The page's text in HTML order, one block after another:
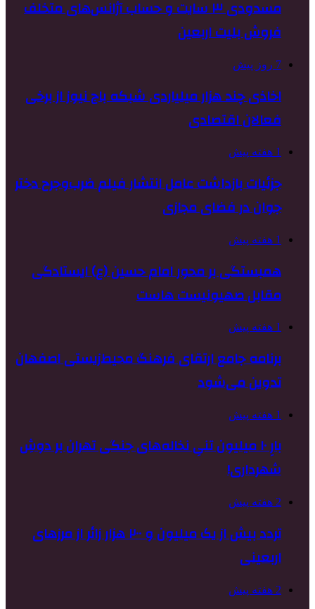
مسدودی ۳ سایت و حساب آژانس‌های متخلف
فروش بلیت اربعین
7 روز پیش
اخاذی چند هزار میلیاردی شبکه باج نیوز از برخی
فعالان اقتصادی
1 هفته پیش
جزئیات بازداشت عامل انتشار فیلم ضرب‌وجرح دختر
جوان در فضای مجازی
1 هفته پیش
همبستگی بر محور امام حسین (ع) ایستادگی
مقابل صهیونیست هاست
1 هفته پیش
برنامه جامع ارتقای فرهنگ محیط‌زیستی اصفهان
تدوین می‌شود
1 هفته پیش
بارِ ۱۰ میلیون تنیِ نخاله‌های جنگی تهران بر دوشِ
شهرداری!
2 هفته پیش
تردد بیش از یک میلیون و ۲۰۰ هزار زائر از مرزهای
اربعینی
2 هفته پیش